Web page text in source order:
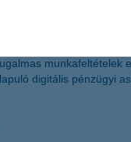
digitális pénzügyi